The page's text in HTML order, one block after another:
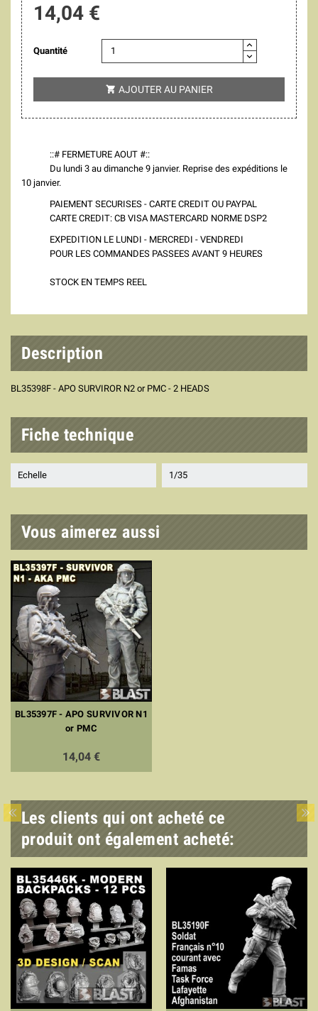
14,04 €
Quantité
 AJOUTER AU PANIER
::# FERMETURE AOUT #::
Du lundi 3 au dimanche 9 janvier. Reprise des expéditions le
10 janvier.
PAIEMENT SECURISES - CARTE CREDIT OU PAYPAL
CARTE CREDIT: CB VISA MASTERCARD NORME DSP2
EXPEDITION LE LUNDI - MERCREDI - VENDREDI
POUR LES COMMANDES PASSEES AVANT 9 HEURES
STOCK EN TEMPS REEL
Description
BL35398F - APO SURVIROR N2 or PMC - 2 HEADS
Fiche technique
Echelle 1/35
Vous aimerez aussi
BL35397F - APO SURVIVOR N1
or PMC
14,04 €
Les clients qui ont acheté ce
produit ont également acheté: